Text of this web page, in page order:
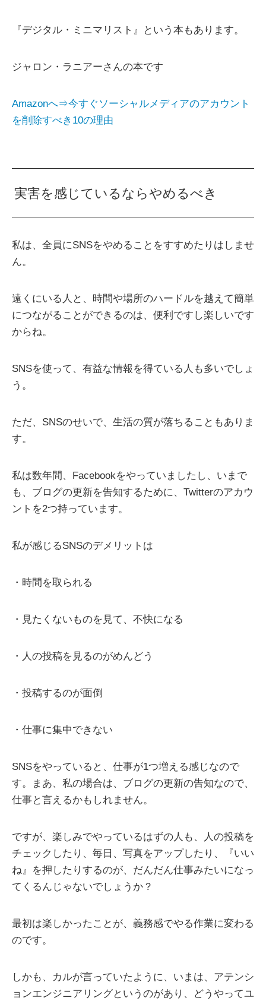
『デジタル・ミニマリスト』という本もあります。
ジャロン・ラニアーさんの本です
Amazonへ⇒今すぐソーシャルメディアのアカウント
を削除すべき10の理由
実害を感じているならやめるべき
私は、全員にSNSをやめることをすすめたりはしませ
ん。
遠くにいる人と、時間や場所のハードルを越えて簡単
につながることができるのは、便利ですし楽しいです
からね。
SNSを使って、有益な情報を得ている人も多いでしょ
う。
ただ、SNSのせいで、生活の質が落ちることもありま
す。
私は数年間、Facebookをやっていましたし、いまで
も、ブログの更新を告知するために、Twitterのアカウ
ントを2つ持っています。
私が感じるSNSのデメリットは
・時間を取られる
・見たくないものを見て、不快になる
・人の投稿を見るのがめんどう
・投稿するのが面倒
・仕事に集中できない
SNSをやっていると、仕事が1つ増える感じなので
す。まあ、私の場合は、ブログの更新の告知なので、
仕事と言えるかもしれません。
ですが、楽しみでやっているはずの人も、人の投稿を
チェックしたり、毎日、写真をアップしたり、『いい
ね』を押したりするのが、だんだん仕事みたいになっ
てくるんじゃないでしょうか？
最初は楽しかったことが、義務感でやる作業に変わる
のです。
しかも、カルが言っていたように、いまは、アテンシ
ョンエンジニアリングというのがあり、どうやってユ